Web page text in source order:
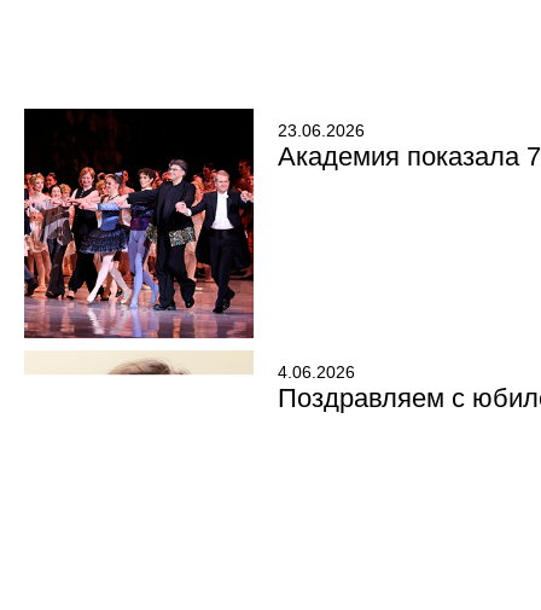
23.06.2026
Академия показала
4.06.2026
Поздравляем с